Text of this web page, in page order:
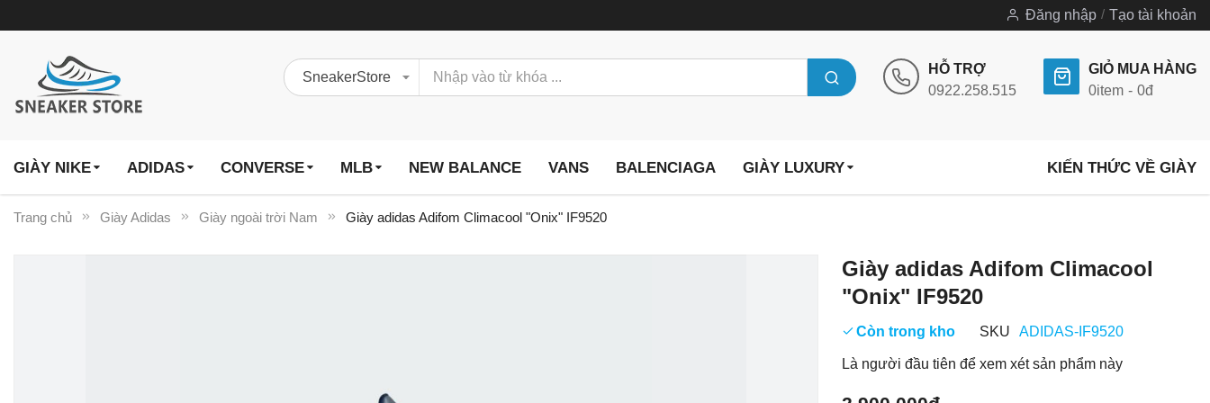
Đăng nhập Tạo tài khoản
HỖ TRỢ
0922.258.515
GIỎ MUA HÀNG
0item 0đ
GIÀY NIKE ADIDAS CONVERSE MLB NEW BALANCE VANS BALENCIAGA GIÀY LUXURY KIẾN THỨC VỀ GIÀY
Trang chủ Giày Adidas Giày ngoài trời Nam Giày adidas Adifom Climacool "Onix" IF9520
Giày adidas Adifom Climacool
"Onix" IF9520
Còn trong kho SKU ADIDAS-IF9520
Là người đầu tiên để xem xét sản phẩm này
Chuyển